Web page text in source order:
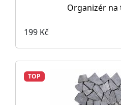
Organizér na
199 Kč
TOP